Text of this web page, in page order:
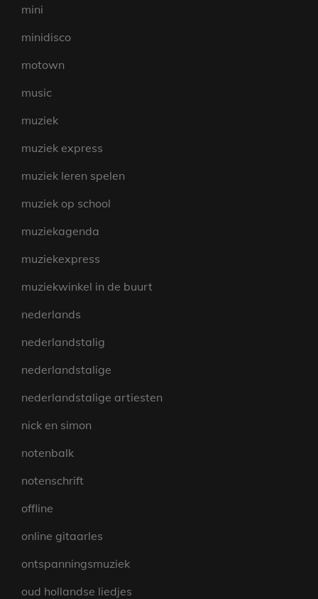
mini
minidisco
motown
music
muziek
muziek express
muziek leren spelen
muziek op school
muziekagenda
muziekexpress
muziekwinkel in de buurt
nederlands
nederlandstalig
nederlandstalige
nederlandstalige artiesten
nick en simon
notenbalk
notenschrift
offline
online gitaarles
ontspanningsmuziek
oud hollandse liedjes